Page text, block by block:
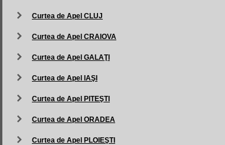
Curtea de Apel CLUJ
Curtea de Apel CRAIOVA
Curtea de Apel GALAŢI
Curtea de Apel IAŞI
Curtea de Apel PITEŞTI
Curtea de Apel ORADEA
Curtea de Apel PLOIEŞTI